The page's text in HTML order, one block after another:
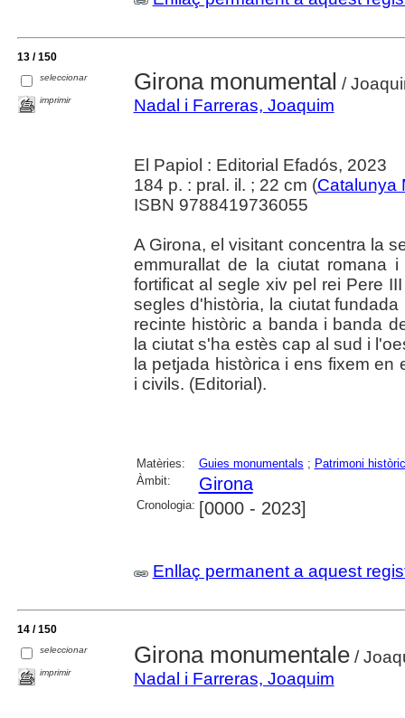
13 / 150
seleccionar
imprimir
Girona monumental /
Nadal i Farreras, Joaquim
El Papiol : Editorial Efadós, 2023
184 p. : pral. il. ; 22 cm (Catalunya
ISBN 9788419736055
A Girona, el visitant concentra la
emmurallat de la ciutat romana
fortificat al segle xiv pel rei Pere
segles d'història, la ciutat
recinte històric a banda i banda
la ciutat s'ha estès cap al sud i
la petjada històrica i ens fixem
i civils. (Editorial).
Matèries: Guies monumentals ; Patrimoni
Àmbit:
Girona
Cronologia: [0000 - 2023]
Enllaç permanent a aquest
14 / 150
seleccionar
imprimir
Girona monumentale/
Nadal i Farreras, Joaquim